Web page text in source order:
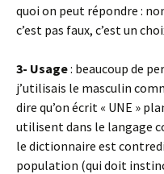
quoi on peut répondre :
c’est pas faux, c’est un
3- Usage: beaucoup de
j’utilisais le masculin
dire qu’on écrit « UNE »
utilisent dans le langage
le dictionnaire est
population (qui doit